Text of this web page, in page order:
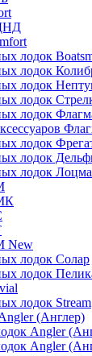
лодок
лодок
лодок
лодок
лодок
лодок
лодок
лодок
New
лодок Солар
лодок
лодок Stream
(Англер)
Angler
Angler